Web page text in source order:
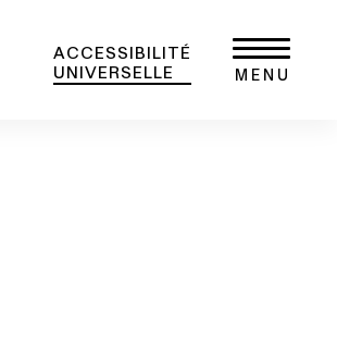
ACCESSIBILITÉ
UNIVERSELLE
MENU